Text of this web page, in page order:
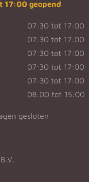
17:00 geopend
07:30 tot 17:00
07:30 tot 17:00
07:30 tot 17:00
07:30 tot 17:00
07:30 tot 17:00
08:00 tot 15:00
gesloten